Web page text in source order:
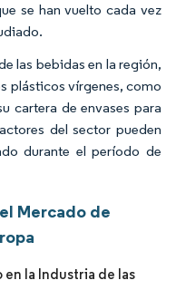
se han vuelto cada vez
las bebidas en la región,
plásticos vírgenes, como
cartera de envases para
del sector pueden
durante el período de
Mercado de
la Industria de las